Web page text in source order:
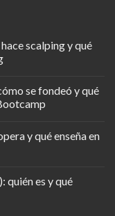
scalping y qué
se fondeó y qué
y qué enseña en
quién es y qué